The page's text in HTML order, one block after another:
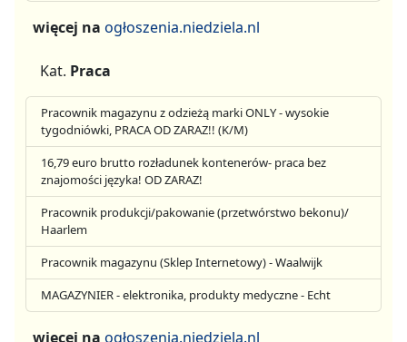
więcej na ogłoszenia.niedziela.nl
Kat. Praca
Pracownik magazynu z odzieżą marki ONLY - wysokie
tygodniówki, PRACA OD ZARAZ!! (K/M)
16,79 euro brutto rozładunek kontenerów- praca bez
znajomości języka! OD ZARAZ!
Pracownik produkcji/pakowanie (przetwórstwo bekonu)/
Haarlem
Pracownik magazynu (Sklep Internetowy) - Waalwijk
MAGAZYNIER - elektronika, produkty medyczne - Echt
więcej na ogłoszenia.niedziela.nl